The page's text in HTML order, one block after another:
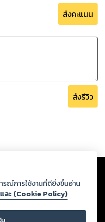
ส่งคะแนน
ส่งรีวิว
และปรากฏว่าละเมิดสิทธิใน
ฎหมายและศีลธรรม ดังนั้น ผู้อ่าน
วยตนเอง และหากท่านพบว่าส่วน
จ้งมายังบริษัท เพื่อทีมงานจะได้
งวนลิขสิทธิ์ตามพระราชบัญญัติ
รณ์การใช้งานที่ดียิ่งขึ้นอ่าน
ละ (Cookie Policy)